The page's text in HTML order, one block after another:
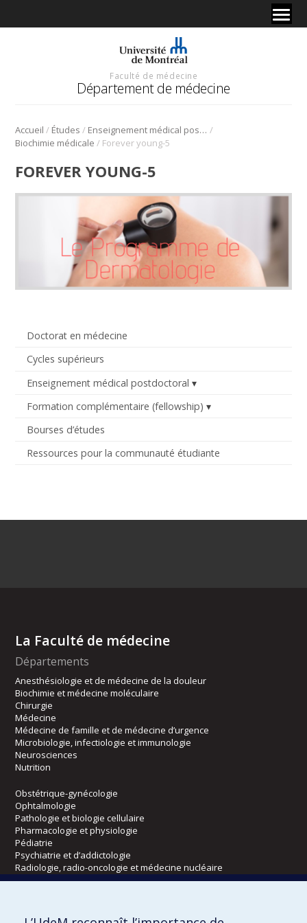
Faculté de médecine
Département de médecine
Accueil / Études / Enseignement médical postdoctoral /
Biochimie médicale / Forever young-5
Doctorat en médecine
Cycles supérieurs
Enseignement médical postdoctoral
Formation complémentaire (fellowship)
Bourses d’études
Ressources pour la communauté étudiante
FOREVER YOUNG-5
La Faculté de médecine
Départements
Anesthésiologie et de médecine de la douleur
Biochimie et médecine moléculaire
Chirurgie
Médecine
Médecine de famille et de médecine d’urgence
Microbiologie, infectiologie et immunologie
Neurosciences
Nutrition
Obstétrique-gynécologie
Ophtalmologie
Pathologie et biologie cellulaire
Pharmacologie et physiologie
Pédiatrie
Psychiatrie et d’addictologie
Radiologie, radio-oncologie et médecine nucléaire